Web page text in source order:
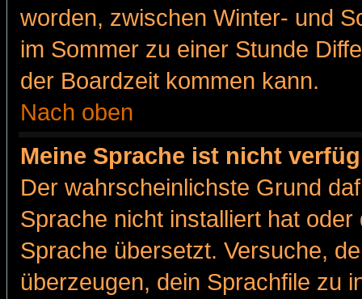
worden, zwischen Winter- und
im Sommer zu einer Stunde
der Boardzeit kommen kann.
Nach oben
Meine Sprache ist nicht
Der wahrscheinlichste Grund
Sprache nicht installiert hat
Sprache übersetzt. Versuche,
überzeugen, dein Sprachfile zu